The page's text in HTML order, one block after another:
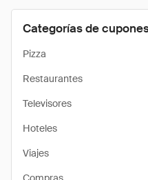
Categorías de
Pizza
Restaurantes
Televisores
Hoteles
Viajes